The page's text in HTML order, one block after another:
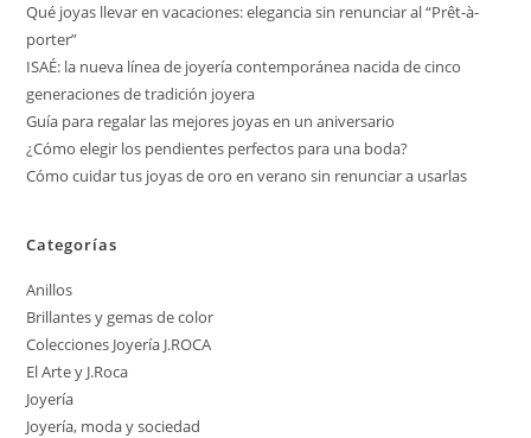
Qué joyas llevar en vacaciones: elegancia sin renunciar al “Prêt-à-
porter”
ISAÉ: la nueva línea de joyería contemporánea nacida de cinco
generaciones de tradición joyera
Guía para regalar las mejores joyas en un aniversario
¿Cómo elegir los pendientes perfectos para una boda?
Cómo cuidar tus joyas de oro en verano sin renunciar a usarlas
Categorías
Anillos
Brillantes y gemas de color
Colecciones Joyería J.ROCA
El Arte y J.Roca
Joyería
Joyería, moda y sociedad